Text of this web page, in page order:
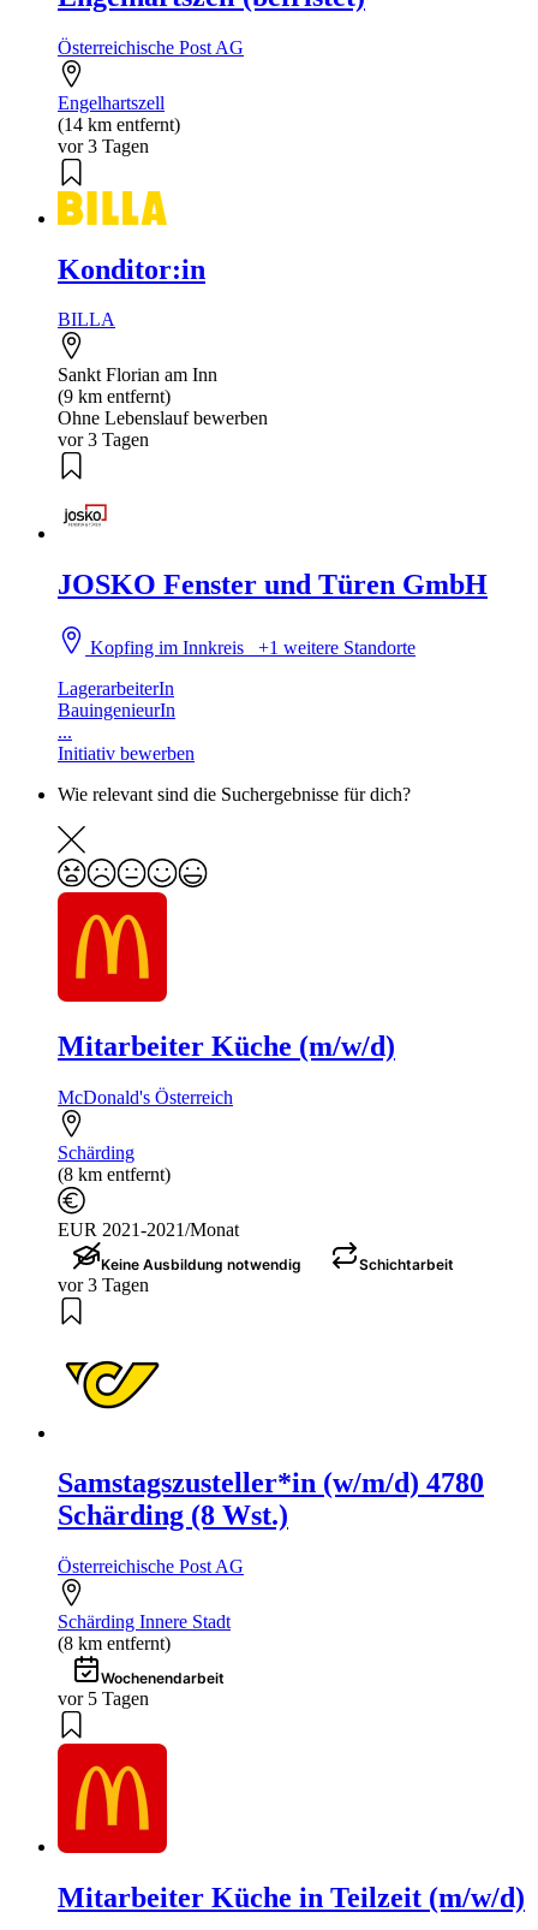
Österreichische Post AG
Engelhartszell
(14 km entfernt)
vor 3 Tagen
Konditor:in
BILLA
Sankt Florian am Inn
(9 km entfernt)
Ohne Lebenslauf bewerben
vor 3 Tagen
JOSKO Fenster und Türen GmbH
Kopfing im Innkreis+1 weitere Standorte
LagerarbeiterIn
BauingenieurIn
...
Initiativ bewerben
Wie relevant sind die Suchergebnisse für dich?
Mitarbeiter Küche (m/w/d)
McDonald's Österreich
Schärding
(8 km entfernt)
EUR 2021-2021/Monat
Keine Ausbildung notwendig Schichtarbeit
vor 3 Tagen
Samstagszusteller*in (w/m/d) 4780
Schärding (8 Wst.)
Österreichische Post AG
Schärding Innere Stadt
(8 km entfernt)
Wochenendarbeit
vor 5 Tagen
Mitarbeiter Küche in Teilzeit (m/w/d)